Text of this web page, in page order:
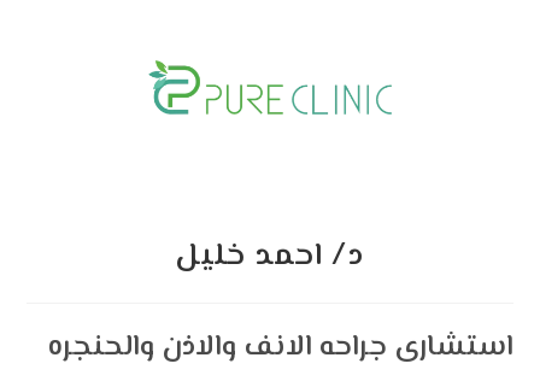
د/ احمد خلیل
استشارى جراحه الانف والاذن والحنجره